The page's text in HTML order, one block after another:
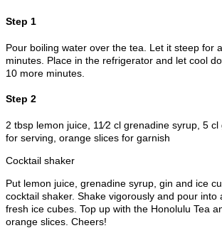
Step 1
Pour boiling water over the tea. Let it steep for
minutes. Place in the refrigerator and let cool
10 more minutes.
Step 2
2 tbsp lemon juice, 11⁄2 cl grenadine syrup, 5
for serving, orange slices for garnish
Cocktail shaker
Put lemon juice, grenadine syrup, gin and ice
cocktail shaker. Shake vigorously and pour into
fresh ice cubes. Top up with the Honolulu Tea
orange slices. Cheers!